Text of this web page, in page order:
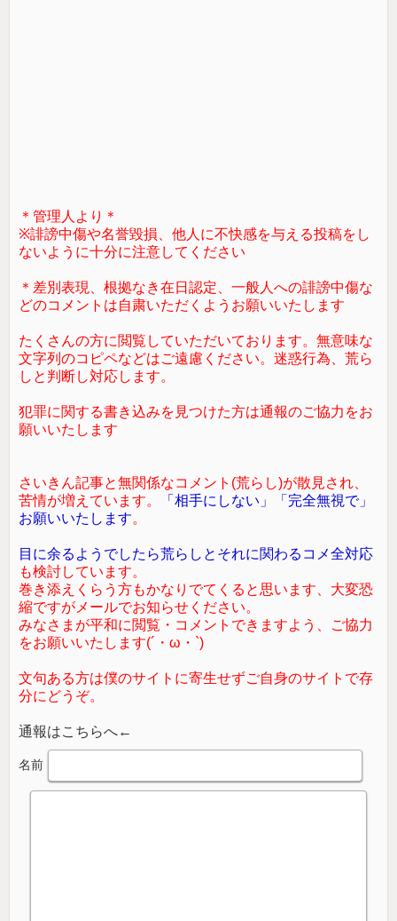
＊管理人より＊
※誹謗中傷や名誉毀損、他人に不快感を与える投稿をし
ないように十分に注意してください
＊差別表現、根拠なき在日認定、一般人への誹謗中傷な
どのコメントは自粛いただくようお願いいたします
たくさんの方に閲覧していただいております。無意味な
文字列のコピペなどはご遠慮ください。迷惑行為、荒ら
しと判断し対応します。
犯罪に関する書き込みを見つけた方は通報のご協力をお
願いいたします
さいきん記事と無関係なコメント(荒らし)が散見され、
苦情が増えています。
「相手にしない」「完全無視で」
お願いいたします。
目に余るようでしたら荒らしとそれに関わるコメ全対応
も検討しています。
巻き添えくらう方もかなりでてくると思います、大変恐
縮ですがメールでお知らせください。
みなさまが平和に閲覧・コメントできますよう、ご協力
をお願いいたします(´・ω・`)
文句ある方は僕のサイトに寄生せずご自身のサイトで存
分にどうぞ。
通報はこちらへ←
名前